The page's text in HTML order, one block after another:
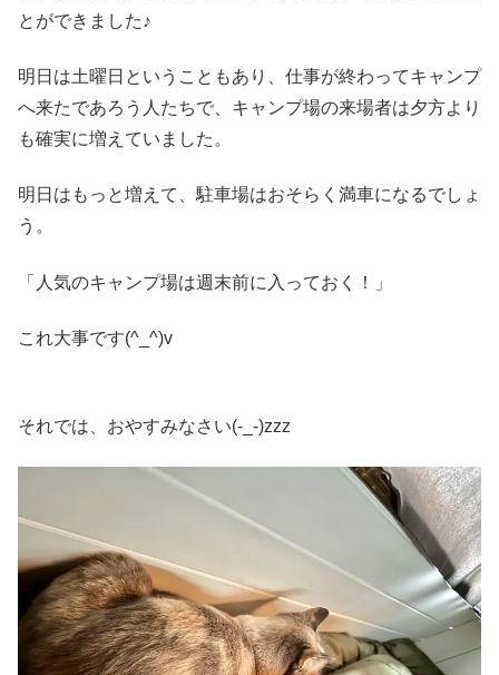
とができました♪
明日は土曜日ということもあり、仕事が終わってキャンプ
へ来たであろう人たちで、キャンプ場の来場者は夕方より
も確実に増えていました。
明日はもっと増えて、駐車場はおそらく満車になるでしょ
う。
「人気のキャンプ場は週末前に入っておく！」
これ大事です(^_^)v
それでは、おやすみなさい(-_-)zzz